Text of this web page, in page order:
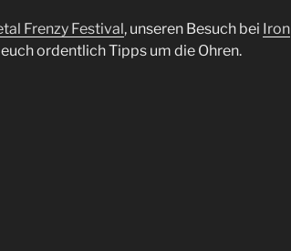
Frenzy Festival, unseren Besuch bei Iron
ordentlich Tipps um die Ohren.